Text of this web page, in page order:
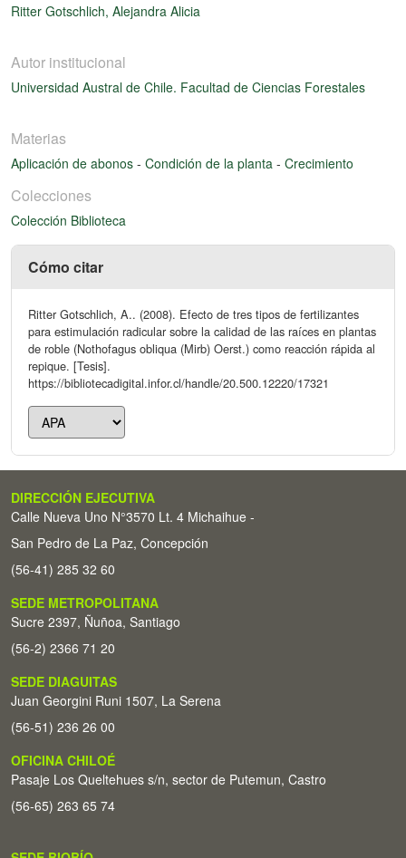
Ritter Gotschlich, Alejandra Alicia
Autor institucional
Universidad Austral de Chile. Facultad de Ciencias Forestales
Materias
Aplicación de abonos - Condición de la planta - Crecimiento
Colecciones
Colección Biblioteca
Cómo citar
Ritter Gotschlich, A.. (2008). Efecto de tres tipos de fertilizantes
para estimulación radicular sobre la calidad de las raíces en plantas
de roble (Nothofagus obliqua (Mirb) Oerst.) como reacción rápida al
repique. [Tesis].
https://bibliotecadigital.infor.cl/handle/20.500.12220/17321
DIRECCIÓN EJECUTIVA
Calle Nueva Uno N°3570 Lt. 4 Michaihue -
San Pedro de La Paz, Concepción
(56-41) 285 32 60
SEDE METROPOLITANA
Sucre 2397, Ñuñoa, Santiago
(56-2) 2366 71 20
SEDE DIAGUITAS
Juan Georgini Runi 1507, La Serena
(56-51) 236 26 00
OFICINA CHILOÉ
Pasaje Los Queltehues s/n, sector de Putemun, Castro
(56-65) 263 65 74